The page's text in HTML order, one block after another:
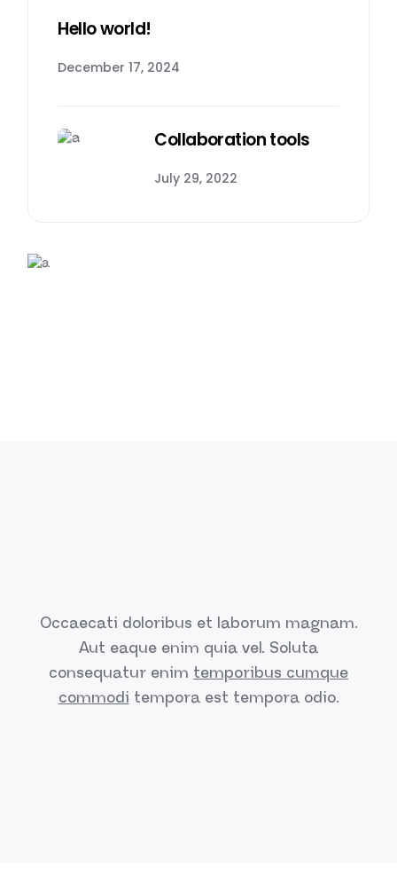
Hello world!
December 17, 2024
Collaboration tools
July 29, 2022
Occaecati doloribus et laborum magnam.
Aut eaque enim quia vel. Soluta
consequatur enim temporibus cumque
commodi tempora est tempora odio.